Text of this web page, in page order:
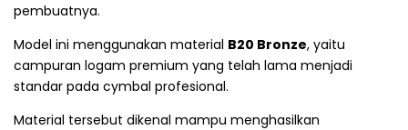
pembuatnya.
Model ini menggunakan material B20 Bronze, yaitu
campuran logam premium yang telah lama menjadi
standar pada cymbal profesional.
Material tersebut dikenal mampu menghasilkan